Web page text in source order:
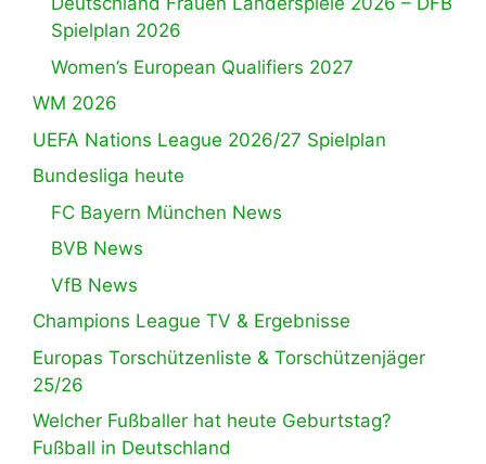
Spielplan 2026
Women’s European Qualifiers 2027
WM 2026
UEFA Nations League 2026/27 Spielplan
Bundesliga heute
FC Bayern München News
BVB News
VfB News
Champions League TV & Ergebnisse
Europas Torschützenliste & Torschützenjäger
25/26
Welcher Fußballer hat heute Geburtstag?
Fußball in Deutschland